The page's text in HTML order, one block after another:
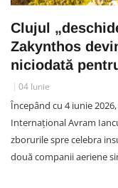
Clujul
Zakynthos
niciodată
04 Iunie
Începând cu 4 iunie
Internațional Avram
zborurile spre celebra
două companii aeriene